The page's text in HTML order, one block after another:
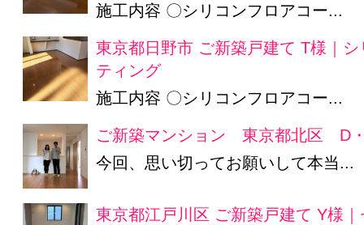
施工内容 〇シリコンフロアコー...
東京都日野市 ご新築戸建て T様｜
ティング
施工内容 〇シリコンフロアコー...
ご新築マンション 東京都北区 D
今回、思い切ってお願いして本当...
東京都江戸川区 ご新築戸建て Y様